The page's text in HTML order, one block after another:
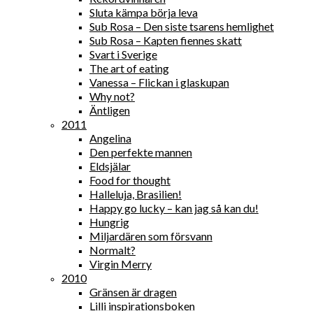
Sluta kämpa börja leva
Sub Rosa – Den siste tsarens hemlighet
Sub Rosa – Kapten fiennes skatt
Svart i Sverige
The art of eating
Vanessa – Flickan i glaskupan
Why not?
Äntligen
2011
Angelina
Den perfekte mannen
Eldsjälar
Food for thought
Halleluja, Brasilien!
Happy go lucky – kan jag så kan du!
Hungrig
Miljardären som försvann
Normalt?
Virgin Merry
2010
Gränsen är dragen
Lilli inspirationsboken